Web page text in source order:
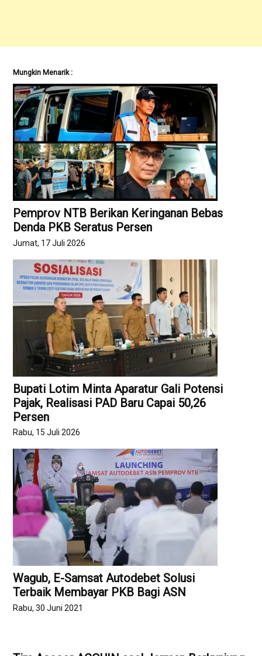
Mungkin Menarik :
Pemprov NTB Berikan Keringanan Bebas
Denda PKB Seratus Persen
Jumat, 17 Juli 2026
Bupati Lotim Minta Aparatur Gali Potensi
Pajak, Realisasi PAD Baru Capai 50,26
Persen
Rabu, 15 Juli 2026
Wagub, E-Samsat Autodebet Solusi
Terbaik Membayar PKB Bagi ASN
Rabu, 30 Juni 2021